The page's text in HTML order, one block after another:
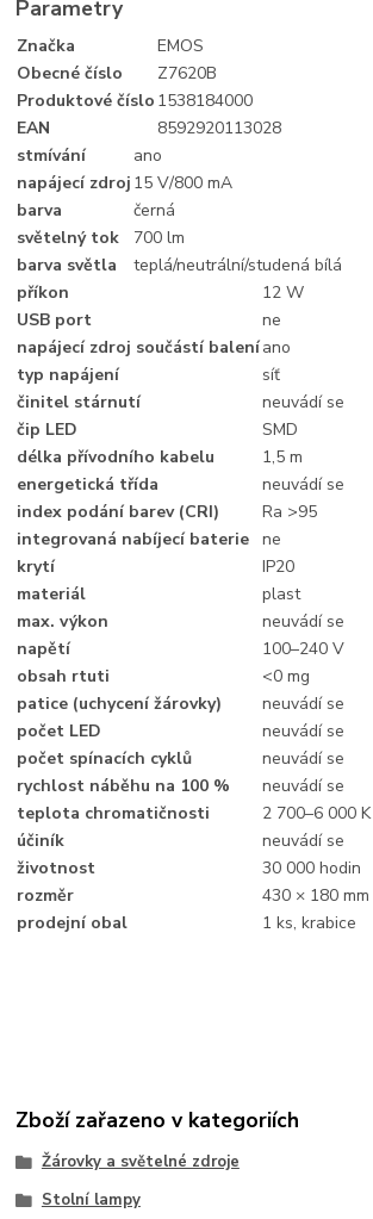
Parametry
Značka
EMOS
Obecné číslo
Z7620B
Produktové číslo 1538184000
EAN
8592920113028
stmívání
ano
napájecí zdroj 15 V/800 mA
barva
černá
světelný tok
700 lm
barva světla
teplá/neutrální/studená bílá
příkon
12 W
USB port
ne
napájecí zdroj součástí baleníano
typ napájení
síť
činitel stárnutí
neuvádí se
čip LED
SMD
délka přívodního kabelu
1,5 m
energetická třída
neuvádí se
index podání barev (CRI)
Ra >95
integrovaná nabíjecí baterie ne
krytí
IP20
materiál
plast
max. výkon
neuvádí se
napětí
100–240 V
obsah rtuti
<0 mg
patice (uchycení žárovky)
neuvádí se
počet LED
neuvádí se
počet spínacích cyklů
neuvádí se
rychlost náběhu na 100 %
neuvádí se
teplota chromatičnosti
2 700–6 000 K
účiník
neuvádí se
životnost
30 000 hodin
rozměr
430 × 180 mm
prodejní obal
1 ks, krabice
Zboží zařazeno v kategoriích
Žárovky a světelné zdroje
Stolní lampy